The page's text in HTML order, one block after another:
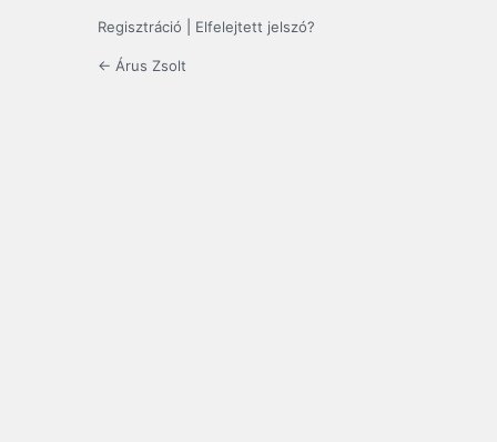
Regisztráció Elfelejtett jelszó?
← Árus Zsolt